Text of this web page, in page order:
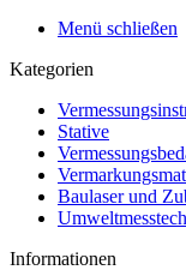
Menü schließen
Kategorien
Stative
Baulaser und
Informationen